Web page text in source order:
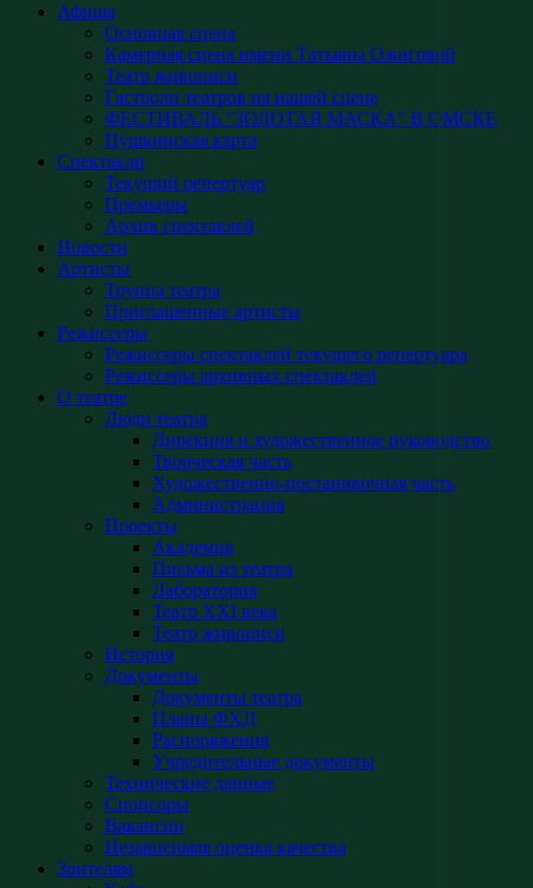
Афиша
Основная сцена
Камерная сцена имени Татьяны Ожиговой
Театр живописи
Гастроли театров на нашей сцене
ФЕСТИВАЛЬ "ЗОЛОТАЯ МАСКА" В ОМСКЕ
Пушкинская карта
Спектакли
Текущий репертуар
Премьеры
Архив спектаклей
Новости
Артисты
Труппа театра
Приглашенные артисты
Режиссеры
Режиссеры спектаклей текущего репертуара
Режиссеры архивных спектаклей
О театре
Люди театра
Дирекция и художественное руководство
Творческая часть
Художественно-постановочная часть
Администрация
Проекты
Академия
Письма из театра
Лаборатория
Театр XXI века
Театр живописи
История
Документы
Документы театра
Планы ФХД
Распоряжения
Учредительные документы
Технические данные
Спонсоры
Вакансии
Независимая оценка качества
Зрителям